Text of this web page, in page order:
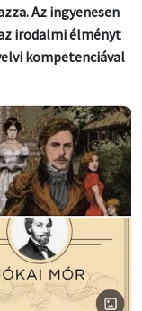
Az ingyenesen
irodalmi élményt
kompetenciával